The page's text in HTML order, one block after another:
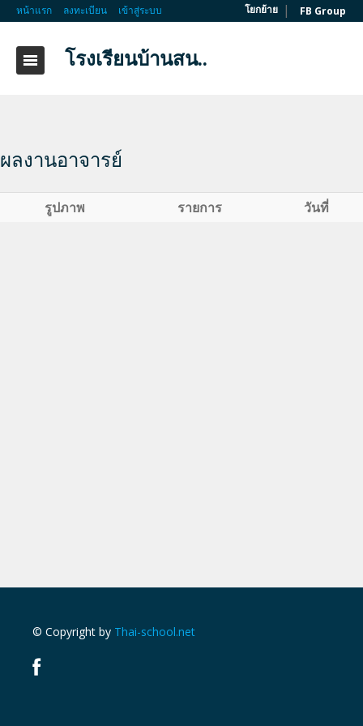
หน้าแรก ลงทะเบียน เข้าสู่ระบบ โยกย้าย | FB Group
โรงเรียนบ้านสน..
ผลงานอาจารย์
รูปภาพ รายการ วันที่
© Copyright by Thai-school.net